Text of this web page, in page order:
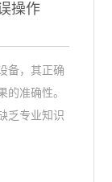
操作
备，其正确
的准确性。
乏专业知识